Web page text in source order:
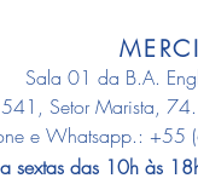
MERCI
Sala 01 da B.A.
Setor Marista,
e Whatsapp.:
sextas das 10h às